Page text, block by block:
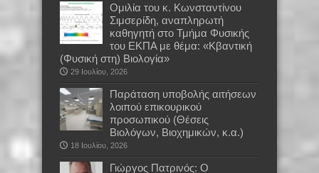
Oμιλία του κ. Κωνσταντίνου
Σιμσερίδη, αναπληρωτή
καθηγητή στο Τμήμα Φυσικής
του ΕΚΠΑ με θέμα: «Κβαντική
(Φυσική στη) Βιολογία»
29 Ιουλίου, 2026
Παράταση υποβολής αιτήσεων
λοιπού επικουρικού
προσωπικού (Θέσεις
Βιολόγων, Βιοχημικών, κ.α.)
18 Ιουλίου, 2026
Γιώργος Πατρινός: Ο